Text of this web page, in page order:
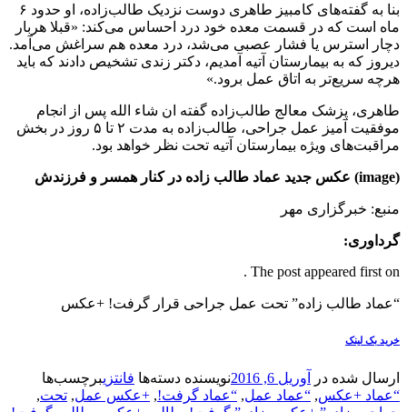
بنا به گفته‌های کامبیز طاهری دوست نزدیک طالب‌زاده، او حدود ۶
ماه است که در قسمت معده خود درد احساس می‌کند: «قبلا هربار
دچار استرس یا فشار عصبی می‌شد، درد معده هم سراغش می‌آمد.
دیروز که به بیمارستان آتیه آمدیم، دکتر زندی تشخیص دادند که باید
هرچه سریع‌تر به اتاق عمل برود.»
طاهری، پزشک معالج طالب‌زاده گفته ان شاء الله پس از انجام
موفقیت آمیز عمل جراحی، طالب‌زاده به مدت ٢ تا ۵ روز در بخش
مراقبت‌های ویژه بیمارستان آتیه تحت نظر خواهد بود.
(image) عکس جدید عماد طالب زاده در کنار همسر و فرزندش
منبع: خبرگزاری مهر
گرداوری:
The post appeared first on .
“عماد طالب زاده” تحت عمل جراحی قرار گرفت! +عکس
خرید بک لینک
ارسال شده در آوریل 6, 2016 نویسنده دسته‌ها فانتزیبرچسب‌ها
“عماد +عکس, “عماد عمل, “عماد گرفت!, +عکس عمل, تحت,